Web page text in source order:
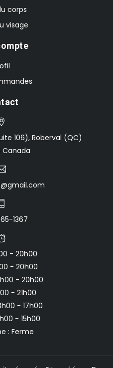
corps
visage
106), Roberval (QC)
Canada
1367
- 20h00
- 20h00
- 20h00
- 21h00
- 17h00
- 15h00
: Ferme